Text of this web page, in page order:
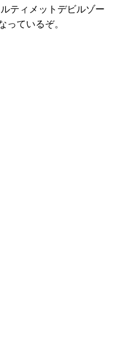
ティメットデビルゾー
っているぞ。